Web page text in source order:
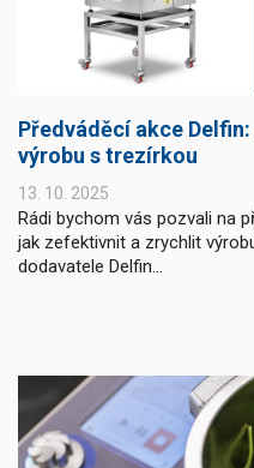
Předváděcí akce
výrobu s trezírkou
13. 10. 2025
Rádi bychom vás pozvali na
jak zefektivnit a zrychlit
dodavatele Delfin...